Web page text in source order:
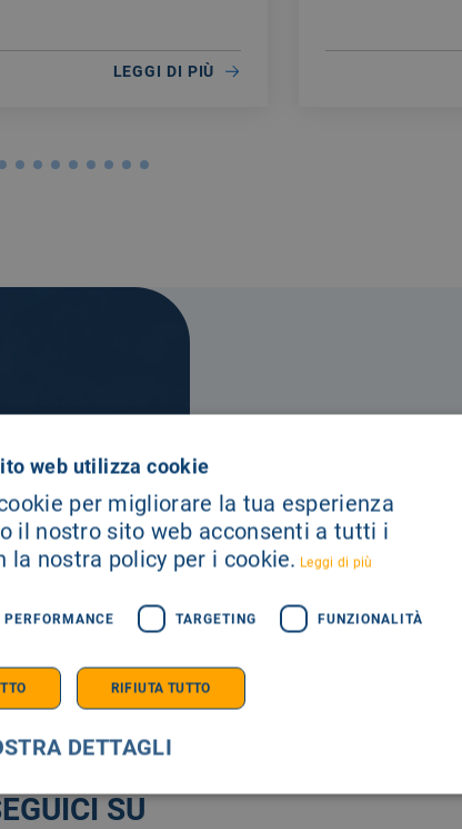
LEGGI DI PIÙ
personale
Prenotare una
Sanitario
SU
web utilizza cookie
per migliorare la tua esperienza
il nostro sito web acconsenti a tutti i
la nostra policy per i cookie. Leggi di più
PERFORMANCE TARGETING FUNZIONALITÀ
RIFIUTA TUTTO
DETTAGLI